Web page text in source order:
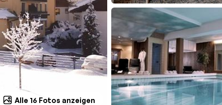
Alle 16 Fotos anzeigen